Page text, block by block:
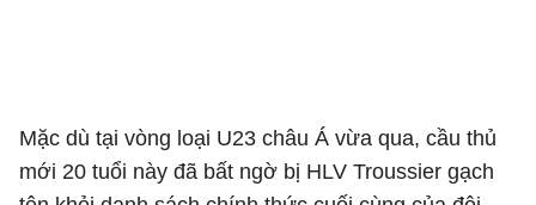
Mặc dù tại vòng loại U23 châu Á vừa qua, cầu thủ
mới 20 tuổi này đã bất ngờ bị HLV Troussier gạch